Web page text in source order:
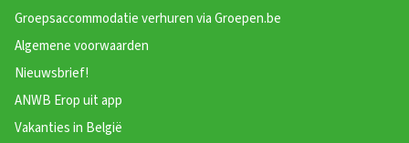
Groepsaccommodatie verhuren via Groepen.be
Algemene voorwaarden
Nieuwsbrief!
ANWB Erop uit app
Vakanties in België